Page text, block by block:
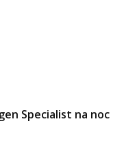
Specialist na noc